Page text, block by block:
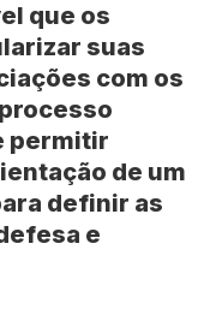
que os
suas
com os
permitir
de um
definir as
e